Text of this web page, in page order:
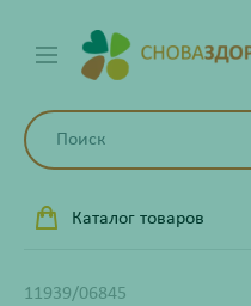
Каталог товаров
11939/06845